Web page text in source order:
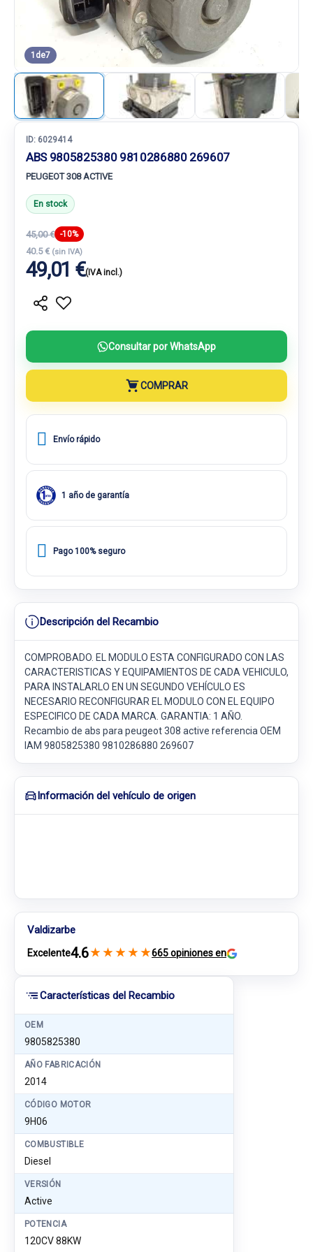
1 de7
Características del Recambio
OEM
9805825380
AÑO FABRICACIÓN
2014
CÓDIGO MOTOR
9H06
COMBUSTIBLE
Diesel
VERSIÓN
Active
POTENCIA
120CV 88KW
ID: 6029414
ABS 9805825380 9810286880 269607
PEUGEOT 308 ACTIVE
En stock
45,00 € -10%
40.5 € (sin IVA)
49,01 €(IVA incl.)
Consultar por WhatsApp
COMPRAR
Envío rápido
1 año de garantía
Pago 100% seguro
Descripción del Recambio
COMPROBADO. EL MODULO ESTA CONFIGURADO CON LAS
CARACTERISTICAS Y EQUIPAMIENTOS DE CADA VEHICULO,
PARA INSTALARLO EN UN SEGUNDO VEHÍCULO ES
NECESARIO RECONFIGURAR EL MODULO CON EL EQUIPO
ESPECIFICO DE CADA MARCA. GARANTIA: 1 AÑO.
Recambio de abs para peugeot 308 active referencia OEM
IAM 9805825380 9810286880 269607
Información del vehículo de origen
Valdizarbe
Excelente4.6★ ★ ★ ★ ★665 opiniones en